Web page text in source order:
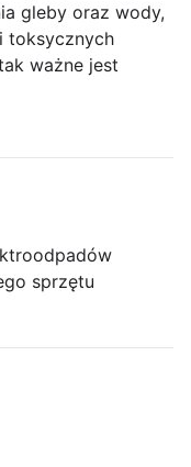
gleby oraz wody,
toksycznych
ważne jest
sprzętu